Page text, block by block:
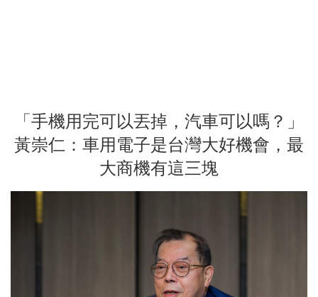
「手機用完可以丟掉，汽車可以嗎？」
黃崇仁：車用電子是台灣大好機會，最
大商機有這三塊